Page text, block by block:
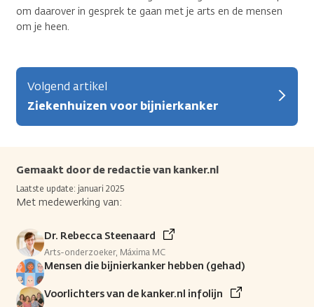
om daarover in gesprek te gaan met je arts en de mensen
om je heen.
Volgend artikel
Ziekenhuizen voor bijnierkanker
Gemaakt door de redactie van kanker.nl
Laatste update: januari 2025
Met medewerking van:
Dr. Rebecca Steenaard
Arts-onderzoeker, Máxima MC
Mensen die bijnierkanker hebben (gehad)
Voorlichters van de kanker.nl infolijn